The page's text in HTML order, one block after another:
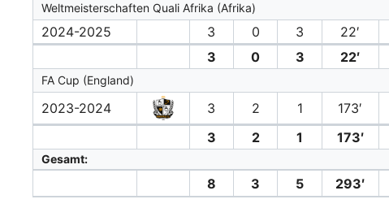
Weltmeisterschaften Quali Afrika (Afrika)
2024-2025 3 0 3
22′
3
0 3 22′
FA Cup (England)
2023-2024 3 2 1 173′
3
2 1 173′
Gesamt:
8 3 5 293′